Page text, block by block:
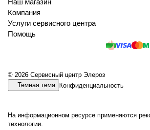
Наш магазин
Компания
Услуги сервисного центра
Помощь
© 2026 Сервисный центр Элероз
Темная тема Конфиденциальность
На информационном ресурсе применяются
технологии.